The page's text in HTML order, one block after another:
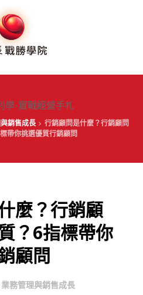
學-實戰經營手札
銷售成長
行銷顧問是什麼？行銷顧問
帶你挑選優質行銷顧問
麼？行銷顧
？6指標帶你
顧問
業務管理與銷售成長